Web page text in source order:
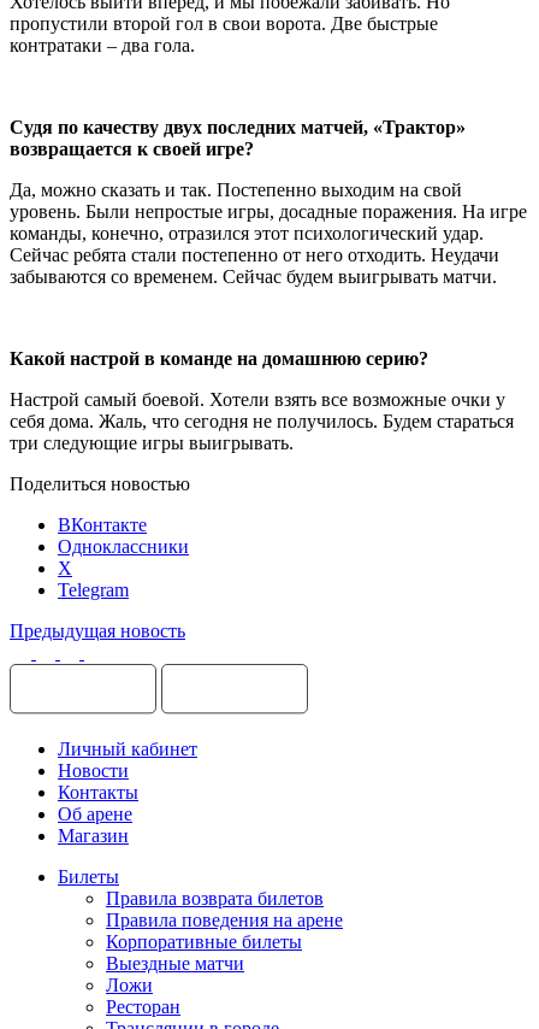
пропустили второй гол в свои ворота. Две быстрые
контратаки – два гола.
Судя по качеству двух последних матчей, «Трактор»
возвращается к своей игре?
Да, можно сказать и так. Постепенно выходим на свой
уровень. Были непростые игры, досадные поражения. На игре
команды, конечно, отразился этот психологический удар.
Сейчас ребята стали постепенно от него отходить. Неудачи
забываются со временем. Сейчас будем выигрывать матчи.
Какой настрой в команде на домашнюю серию?
Настрой самый боевой. Хотели взять все возможные очки у
себя дома. Жаль, что сегодня не получилось. Будем стараться
три следующие игры выигрывать.
Поделиться новостью
ВКонтакте
Одноклассники
X
Telegram
Предыдущая новость
Личный кабинет
Новости
Контакты
Об арене
Магазин
Билеты
Правила возврата билетов
Правила поведения на арене
Корпоративные билеты
Выездные матчи
Ложи
Ресторан